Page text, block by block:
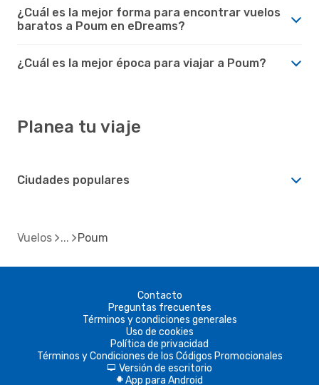
¿Cuál es la mejor forma para encontrar vuelos
baratos a Poum en eDreams?
¿Cuál es la mejor época para viajar a Poum?
Planea tu viaje
Ciudades populares
Vuelos Poum
Contacto
Preguntas frecuentes
Términos y condiciones generales
Uso de cookies
Política de privacidad
Términos y Condiciones de los Códigos Promocionales
d Versión de escritorio
A App para Android